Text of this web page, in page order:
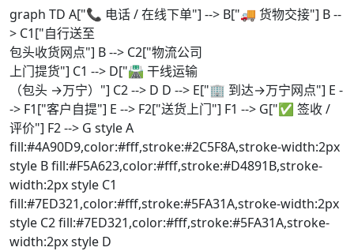
graph TD A["📞 电话 / 在线下单"] --> B["🚚 货物交接"] B --
> C1["自行送至
包头收货网点"] B --> C2["物流公司
上门提货"] C1 --> D["🛣️ 干线运输
（包头 →万宁）"] C2 --> D D --> E["🏢 到达→万宁网点"] E -
-> F1["客户自提"] E --> F2["送货上门"] F1 --> G["✅ 签收 /
评价"] F2 --> G style A
fill:#4A90D9,color:#fff,stroke:#2C5F8A,stroke-width:2px
style B fill:#F5A623,color:#fff,stroke:#D4891B,stroke-
width:2px style C1
fill:#7ED321,color:#fff,stroke:#5FA31A,stroke-width:2px
style C2 fill:#7ED321,color:#fff,stroke:#5FA31A,stroke-
width:2px style D